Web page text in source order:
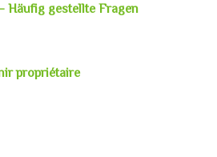
Saint Quay Portrieuc
Häufig gestellte Fragen
propriétaire